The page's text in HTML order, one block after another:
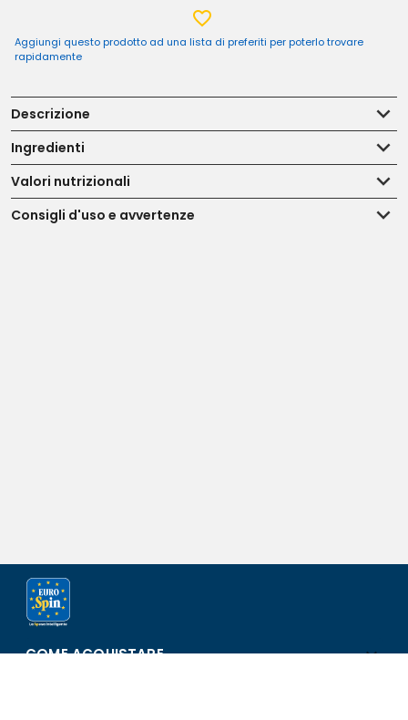
Aggiungi questo prodotto ad una lista di preferiti per poterlo trovare
rapidamente
Descrizione
Ingredienti
Valori nutrizionali
Consigli d'uso e avvertenze
COME ACQUISTARE